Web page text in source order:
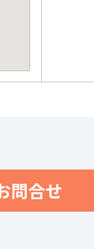
問合せ